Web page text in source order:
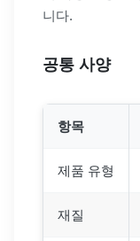
니다.
공통 사양
항목
제품 유형
재질